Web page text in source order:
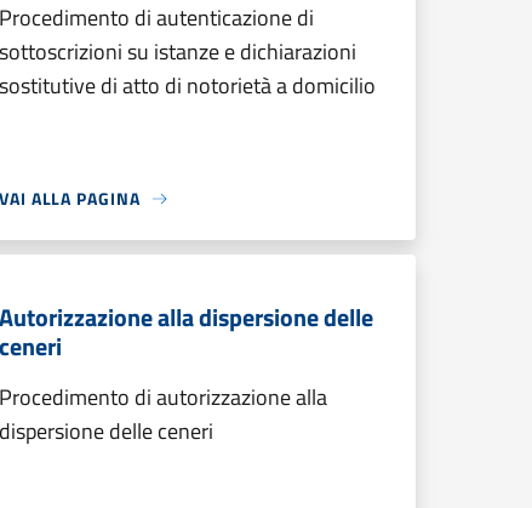
Procedimento di autenticazione di
sottoscrizioni su istanze e dichiarazioni
sostitutive di atto di notorietà a domicilio
VAI ALLA PAGINA
Autorizzazione alla dispersione delle
ceneri
Procedimento di autorizzazione alla
dispersione delle ceneri